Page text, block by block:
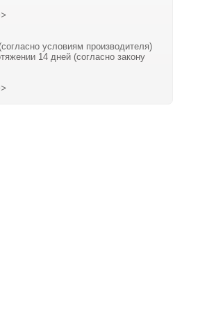
условиям производителя)
14 дней (согласно закону